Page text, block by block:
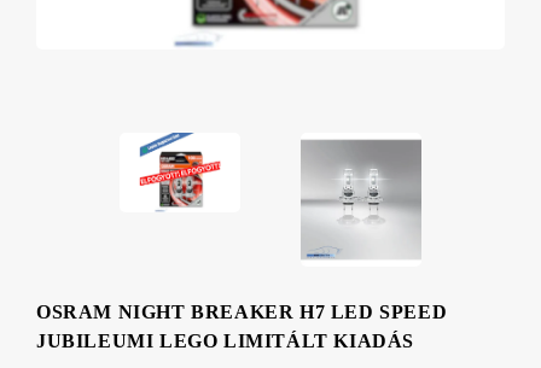
OSRAM NIGHT BREAKER H7 LED SPEED
JUBILEUMI LEGO LIMITÁLT KIADÁS